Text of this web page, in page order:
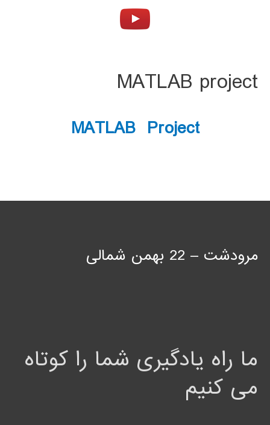
MATLAB project
MATLAB Project
مرودشت – 22 بهمن شمالی
ما راه یادگیری شما را کوتاه
می کنیم